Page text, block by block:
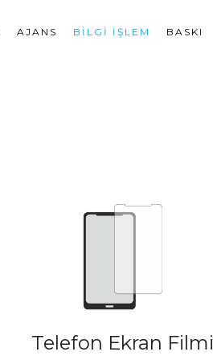
AJANS BILGI İŞLEM BASKI
Telefon Ekran Filmi